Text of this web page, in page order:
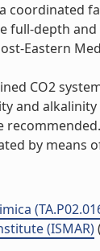
coordinated
full-depth
Eastern
CO2
and
by means
(ISMAR)